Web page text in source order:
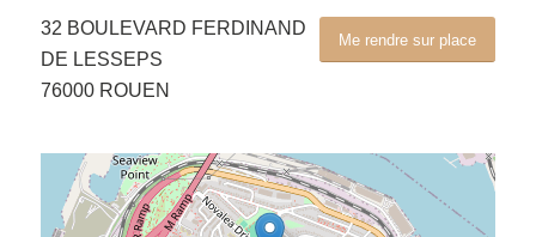
Me rendre sur place
32 BOULEVARD FERDINAND
DE LESSEPS
76000 ROUEN